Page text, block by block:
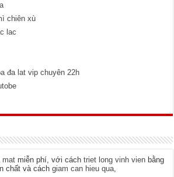
chiên xù
lac
đa lat vip chuyên 22h
mat miễn phí, với cáchtriet long vinh vien bằng
chất và cáchgiam can hieu qua,